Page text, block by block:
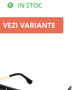
IN STOC
VEZI VARIANTE